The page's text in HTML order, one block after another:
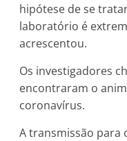
hipótese de se
laboratório é
acrescentou.
Os investigadores
encontraram o
coronavírus.
A transmissão para